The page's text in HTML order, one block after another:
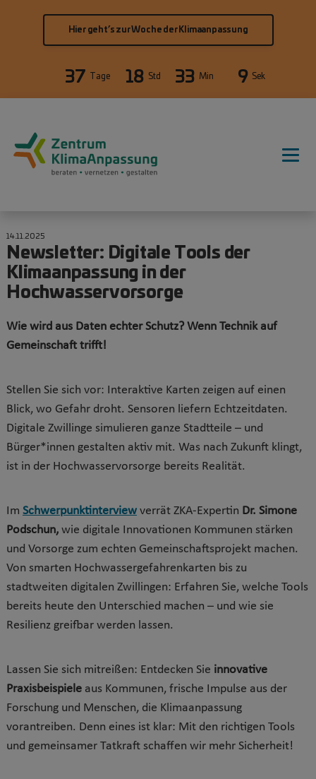
Hier geht’s zur Woche der Klimaanpassung
37 Tage 18 Std 33 Min 9 Sek
14.11.2025
Newsletter: Digitale Tools der
Klimaanpassung in der
Hochwasservorsorge
Wie wird aus Daten echter Schutz? Wenn Technik auf
Gemeinschaft trifft!
Stellen Sie sich vor: Interaktive Karten zeigen auf einen
Blick, wo Gefahr droht. Sensoren liefern Echtzeitdaten.
Digitale Zwillinge simulieren ganze Stadtteile – und
Bürger*innen gestalten aktiv mit. Was nach Zukunft klingt,
ist in der Hochwasservorsorge bereits Realität.
Im Schwerpunktinterview verrät ZKA-Expertin Dr. Simone
Podschun, wie digitale Innovationen Kommunen stärken
und Vorsorge zum echten Gemeinschaftsprojekt machen.
Von smarten Hochwassergefahrenkarten bis zu
stadtweiten digitalen Zwillingen: Erfahren Sie, welche Tools
bereits heute den Unterschied machen – und wie sie
Resilienz greifbar werden lassen.
Lassen Sie sich mitreißen: Entdecken Sie innovative
Praxisbeispiele aus Kommunen, frische Impulse aus der
Forschung und Menschen, die Klimaanpassung
vorantreiben. Denn eines ist klar: Mit den richtigen Tools
und gemeinsamer Tatkraft schaffen wir mehr Sicherheit!